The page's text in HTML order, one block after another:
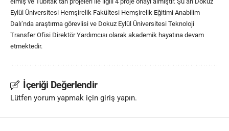
Eylül Üniversitesi Hemşirelik Fakültesi Hemşirelik Eğitimi Anabilim
Dalı’nda araştırma görevlisi ve Dokuz Eylül Üniversitesi Teknoloji
Transfer Ofisi Direktör Yardımcısı olarak akademik hayatına devam
etmektedir.
İçeriği Değerlendir
Lütfen yorum yapmak için giriş yapın.